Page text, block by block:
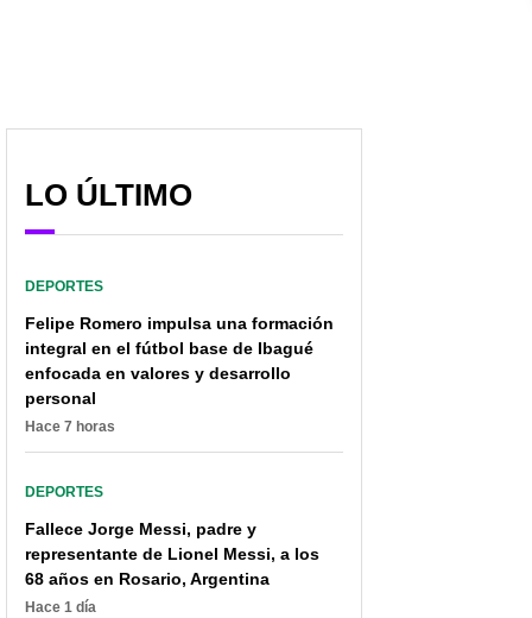
LO ÚLTIMO
DEPORTES
Felipe Romero impulsa una formación
integral en el fútbol base de Ibagué
enfocada en valores y desarrollo
personal
Hace 7 horas
DEPORTES
Fallece Jorge Messi, padre y
representante de Lionel Messi, a los
68 años en Rosario, Argentina
Hace 1 día